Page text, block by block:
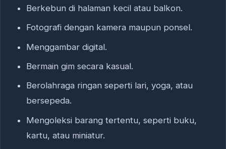
Berkebun di halaman kecil atau balkon.
Fotografi dengan kamera maupun ponsel.
Menggambar digital.
Bermain gim secara kasual.
Berolahraga ringan seperti lari, yoga, atau
bersepeda.
Mengoleksi barang tertentu, seperti buku,
kartu, atau miniatur.